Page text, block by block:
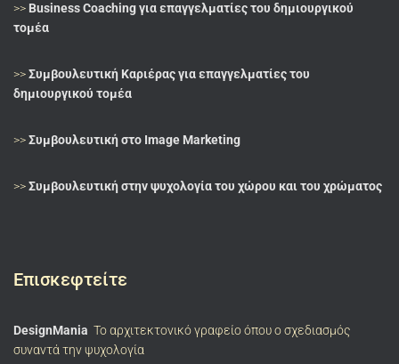
>> Business Coaching για επαγγελματίες του δημιουργικού
τομέα
>>Συμβουλευτική Καριέρας για επαγγελματίες του
δημιουργικού τομέα
>>Συμβουλευτική στο Image Marketing
>>Συμβουλευτική στην ψυχολογία του χώρου και του χρώματος
Επισκεφτείτε
DesignMania Το αρχιτεκτονικό γραφείο όπου ο σχεδιασμός
συναντά την ψυχολογία